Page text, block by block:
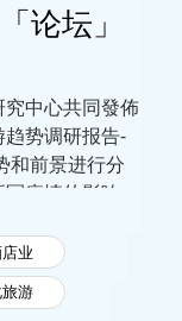
论坛」
中心共同發佈
势调研报告-
和前景进行分
疫情的影响，
旅游的發展潜
业
游